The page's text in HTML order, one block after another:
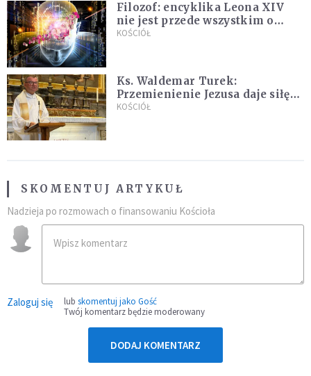
Filozof: encyklika Leona XIV
nie jest przede wszystkim o
sztucznej inteligencji
KOŚCIÓŁ
Ks. Waldemar Turek:
Przemienienie Jezusa daje siłę
do pokonywania przeciwności
KOŚCIÓŁ
SKOMENTUJ ARTYKUŁ
Nadzieja po rozmowach o finansowaniu Kościoła
Zaloguj się lub skomentuj jako Gość
Twój komentarz będzie moderowany
DODAJ KOMENTARZ